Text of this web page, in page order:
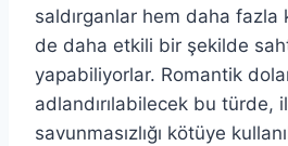
saldırganlar hem daha fazla
de daha etkili bir şekilde
yapabiliyorlar. Romantik
adlandırılabilecek bu türde,
savunmasızlığı kötüye